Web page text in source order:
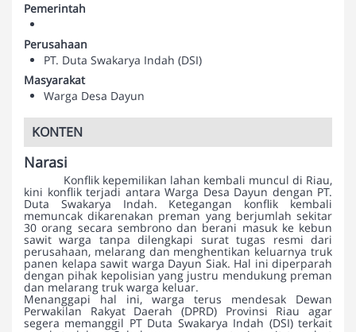
Pemerintah
Perusahaan
PT. Duta Swakarya Indah (DSI)
Masyarakat
Warga Desa Dayun
KONTEN
Narasi
Konflik kepemilikan lahan kembali muncul di Riau,
kini konflik terjadi antara Warga Desa Dayun dengan PT.
Duta Swakarya Indah. Ketegangan konflik kembali
memuncak dikarenakan preman yang berjumlah sekitar
30 orang secara sembrono dan berani masuk ke kebun
sawit warga tanpa dilengkapi surat tugas resmi dari
perusahaan, melarang dan menghentikan keluarnya truk
panen kelapa sawit warga Dayun Siak. Hal ini diperparah
dengan pihak kepolisian yang justru mendukung preman
dan melarang truk warga keluar.
Menanggapi hal ini, warga terus mendesak Dewan
Perwakilan Rakyat Daerah (DPRD) Provinsi Riau agar
segera memanggil PT Duta Swakarya Indah (DSI) terkait